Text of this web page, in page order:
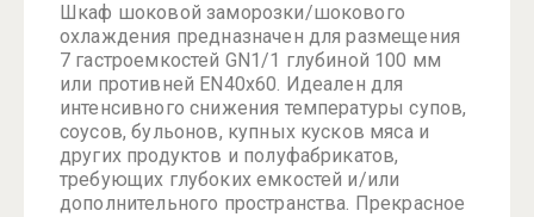
Шкаф шоковой заморозки/шокового
охлаждения предназначен для размещения
7 гаcтроемкостей GN1/1 глубиной 100 мм
или противней EN40x60. Идеален для
интенсивного снижения температуры супов,
соусов, бульонов, купных кусков мяса и
других продуктов и полуфабрикатов,
требующих глубоких емкостей и/или
дополнительного пространства. Прекрасное